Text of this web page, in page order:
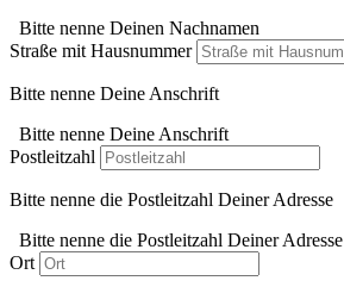
Bitte nenne Deinen Nachnamen
Straße mit Hausnummer
Bitte nenne Deine Anschrift
Bitte nenne Deine Anschrift
Postleitzahl
Bitte nenne die Postleitzahl Deiner Adresse
Bitte nenne die Postleitzahl Deiner Adresse
Ort